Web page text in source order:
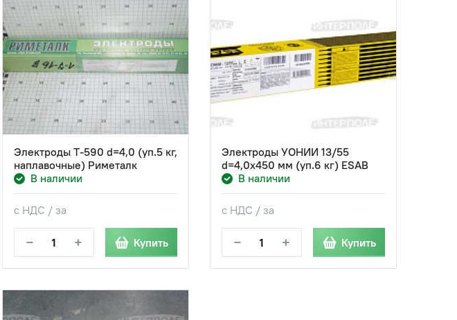
Электроды Т-590 d=4,0 (уп.5 кг,
наплавочные) Риметалк
В наличии
с НДС / за
− + Купить
Электроды УОНИИ 13/55
d=4,0х450 мм (уп.6 кг) ESAB
В наличии
с НДС / за
− + Купить